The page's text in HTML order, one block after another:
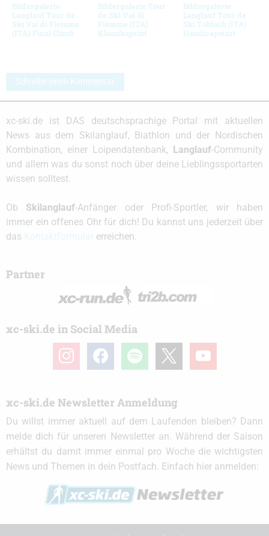
Bildergalerie
Langlauf Tour de
Ski Val di Fiemme
(ITA) Final Climb
Bildergalerie Tour
de Ski Val di
Fiemme (ITA)
Klassiksprint
Bildergalerie
Langlauf Tour de
Ski Toblach (ITA)
Handicapstart
Schreibe einen Kommentar
xc-ski.de ist DAS deutschsprachige Portal mit aktuellen
News aus dem Skilanglauf, Biathlon und der Nordischen
Kombination, einer Loipendatenbank, Langlauf-Community
und allem was du sonst noch über deine Lieblingssportarten
wissen solltest.
Ob Skilanglauf-Anfänger oder Profi-Sportler, wir haben
immer ein offenes Ohr für dich! Du kannst uns jederzeit über
das
erreichen.
Partner
xc-ski.de in Social Media
instagramfacebook spotify youtube
xc-ski.de Newsletter Anmeldung
Du willst immer aktuell auf dem Laufenden bleiben? Dann
melde dich für unseren Newsletter an. Während der Saison
erhältst du damit immer einmal pro Woche die wichtigsten
News und Themen in dein Postfach. Einfach hier anmelden: